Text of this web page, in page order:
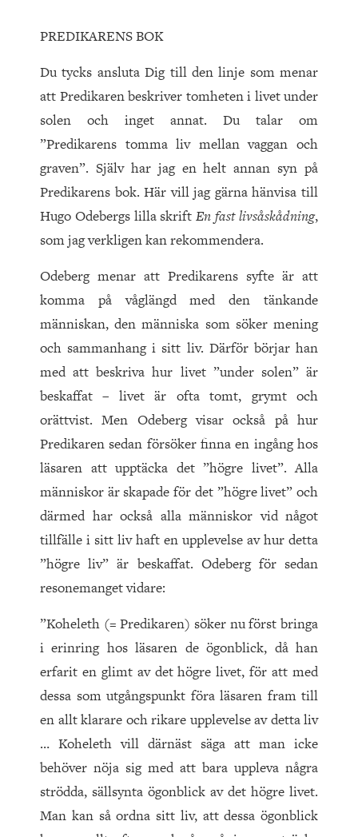
PREDIKARENS BOK
Du tycks ansluta Dig till den linje som menar
att Predikaren beskriver tomheten i livet under
solen och inget annat. Du talar om
”Predikarens tomma liv mellan vaggan och
graven”. Själv har jag en helt annan syn på
Predikarens bok. Här vill jag gärna hänvisa till
Hugo Odebergs lilla skriftEn fast livsåskådning,
som jag verkligen kan rekommendera.
Odeberg menar att Predikarens syfte är att
komma på våglängd med den tänkande
människan, den människa som söker mening
och sammanhang i sitt liv. Därför börjar han
med att beskriva hur livet ”under solen” är
beskaffat – livet är ofta tomt, grymt och
orättvist. Men Odeberg visar också på hur
Predikaren sedan försöker finna en ingång hos
läsaren att upptäcka det ”högre livet”. Alla
människor är skapade för det ”högre livet” och
därmed har också alla människor vid något
tillfälle i sitt liv haft en upplevelse av hur detta
”högre liv” är beskaffat. Odeberg för sedan
resonemanget vidare:
”Koheleth (= Predikaren) söker nu först bringa
i erinring hos läsaren de ögonblick, då han
erfarit en glimt av det högre livet, för att med
dessa som utgångspunkt föra läsaren fram till
en allt klarare och rikare upplevelse av detta liv
… Koheleth vill därnäst säga att man icke
behöver nöja sig med att bara uppleva några
strödda, sällsynta ögonblick av det högre livet.
Man kan så ordna sitt liv, att dessa ögonblick